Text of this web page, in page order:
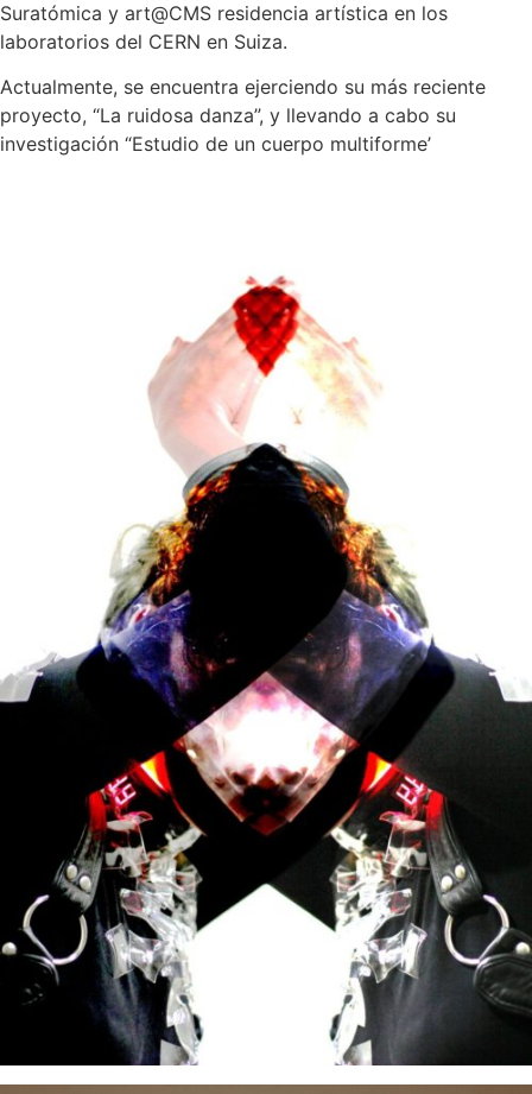
Suratómica y art@CMS residencia artística en los
laboratorios del CERN en Suiza.
Actualmente, se encuentra ejerciendo su más reciente
proyecto, “La ruidosa danza”, y llevando a cabo su
investigación “Estudio de un cuerpo multiforme’